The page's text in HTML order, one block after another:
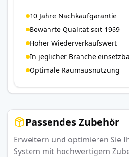
10 Jahre Nachkaufgarantie
Bewährte Qualität seit 1969
Hoher Wiederverkaufswert
In jeglicher Branche
Optimale Raumausnutzung
Passendes Zubehör
Erweitern und optimieren Sie
System mit hochwertigem